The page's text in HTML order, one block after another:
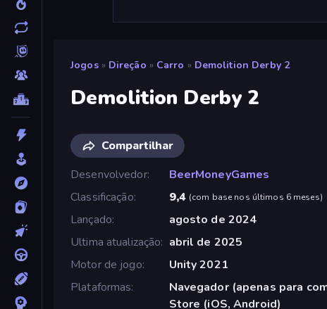
Jogos » Direção » Carro » Demolition Derby 2
Demolition Derby 2
Compartilhar
Desenvolvedor
BeerMoneyGames
Classificação
9,4 (com base nos últimos 6 meses)
Lançado
agosto de 2024
Ultima atualização
abril de 2025
Motor de jogo
Unity 2021
Plataformas
Navegador (apenas para
Store (iOS, Android)